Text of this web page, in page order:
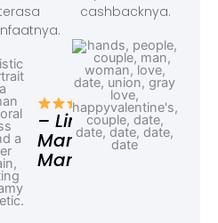
– Linda,
Marketing
Manager
cashbacknya.